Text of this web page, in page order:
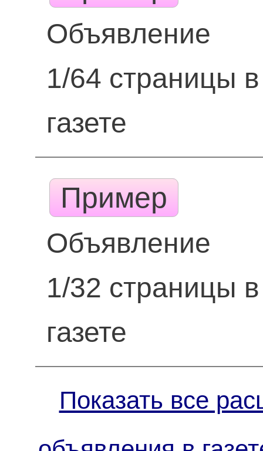
Объявление
1/64 страницы в
газете
Пример
Объявление
1/32 страницы в
газете
Показать все